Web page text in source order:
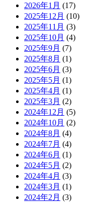
2026年1月 (17)
2025年12月 (10)
2025年11月 (3)
2025年10月 (4)
2025年9月 (7)
2025年8月 (1)
2025年6月 (3)
2025年5月 (1)
2025年4月 (1)
2025年3月 (2)
2024年12月 (5)
2024年10月 (2)
2024年8月 (4)
2024年7月 (4)
2024年6月 (1)
2024年5月 (2)
2024年4月 (3)
2024年3月 (1)
2024年2月 (3)